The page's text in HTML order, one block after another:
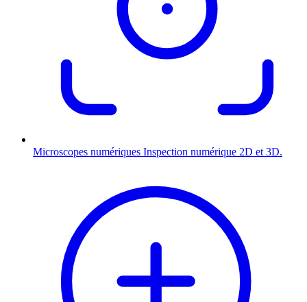
Microscopes numériques Inspection numérique 2D et 3D.